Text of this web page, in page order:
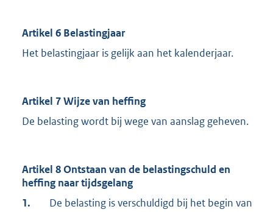
Artikel 6 Belastingjaar
Het belastingjaar is gelijk aan het kalenderjaar.
Artikel 7 Wijze van heffing
De belasting wordt bij wege van aanslag geheven.
Artikel 8 Ontstaan van de belastingschuld en
heffing naar tijdsgelang
1.
De belasting is verschuldigd bij het begin van